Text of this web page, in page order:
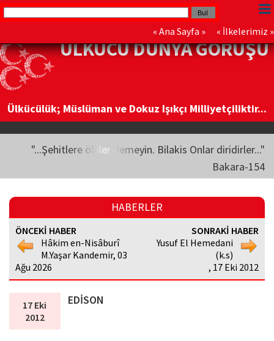
« Ana Sayfa » « İlkelerimiz »
ÜLKÜCÜ DÜNYA GÖRÜŞÜ
Ülkücülük; Müslüman ve Dokuz Işıkçı Milliyetçiliktir...
"...Şehitlere ölüler demeyin. Bilakis Onlar diridirler..."
Bakara-154
HABERLER
ÖNCEKİ HABER
Hâkim en-Nisâburî
M.Yaşar Kandemir, 03
Ağu 2026
SONRAKİ HABER
Yusuf El Hemedani
(k.s)
, 17 Eki 2012
17 Eki
2012
EDİSON